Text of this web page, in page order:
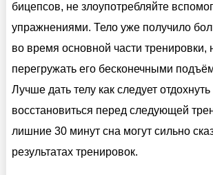
бицепсов, не злоупотребляйте
упражнениями. Тело уже получило
во время основной части тренировки,
перегружать его бесконечными
Лучше дать телу как следует отдохнуть
восстановиться перед следующей
лишние 30 минут сна могут сильно
результатах тренировок.